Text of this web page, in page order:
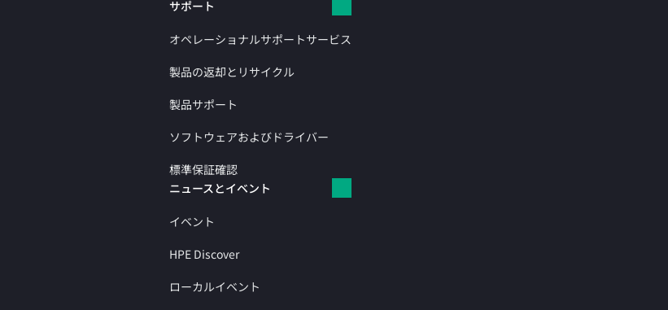
サポート
オペレーショナルサポートサービス
製品の返却とリサイクル
製品サポート
ソフトウェアおよびドライバー
標準保証確認
ニュースとイベント
イベント
HPE Discover
ローカルイベント